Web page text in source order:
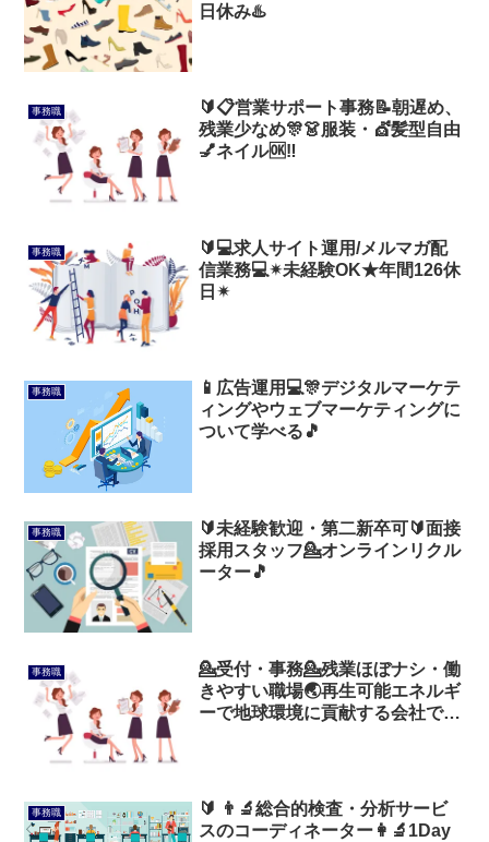
日休み♨️
事務職
🔰📋営業サポート事務📝朝遅め、
残業少なめ🎊👗服装・💇髪型自由
💅ネイル🆗‼️
事務職
🔰💻求人サイト運用/メルマガ配
信業務💻✴未経験OK★年間126休
日✴
事務職
📱広告運用💻🎊デジタルマーケテ
ィングやウェブマーケティングに
ついて学べる🎵
事務職
🔰未経験歓迎・第二新卒可🔰面接
採用スタッフ💁オンラインリクル
ーター🎵
事務職
💁受付・事務💁残業ほぼナシ・働
きやすい職場🌏再生可能エネルギ
ーで地球環境に貢献する会社です
事務職
🔰 👨‍🔬総合的検査・分析サービ
スのコーディネーター👩‍🔬1Day